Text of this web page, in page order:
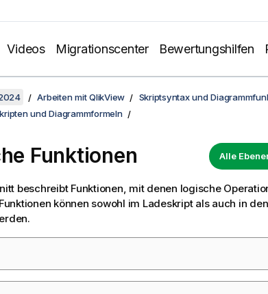
Videos Migrationscenter Bewertungshilfen
Arbeiten mit QlikView
Skriptsyntax und
und Diagrammformeln
Alle
Funktionen
beschreibt Funktionen, mit denen logische
können sowohl im Ladeskript als auch in